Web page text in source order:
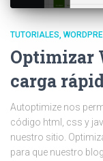
TUTORIALES
Optimizar
carga
Autoptimize nos
código html, css y
nuestro sitio.
para que nuestro